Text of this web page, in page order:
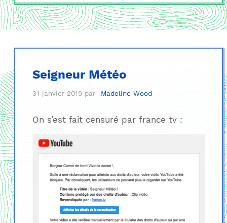
Seigneur Météo
31 janvier 2019 par Madeline Wood
On s’est fait censuré par france tv :